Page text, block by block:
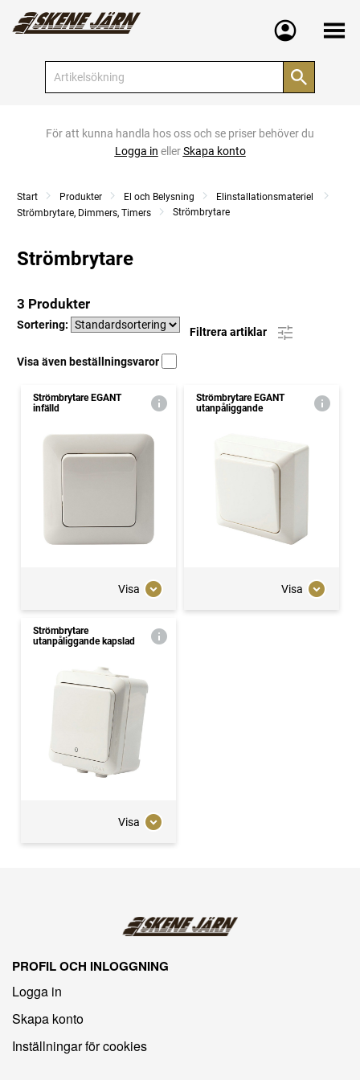
Meny
För att kunna handla hos oss och se priser behöver du
Logga in ellerSkapa konto
Start Produkter El och Belysning
Elinstallationsmateriel
Strömbrytare, Dimmers, Timers
Strömbrytare
Strömbrytare
3 Produkter
Sortering:
Filtrera artiklar
Visa även beställningsvaror
Strömbrytare EGANT
infälld
Visa
Strömbrytare EGANT
utanpåliggande
Visa
Strömbrytare
utanpåliggande kapslad
Visa
PROFIL OCH INLOGGNING
Logga in
Skapa konto
Inställningar för cookies